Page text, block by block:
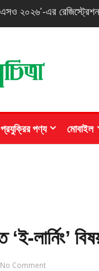
২০২৬’-এ তিনটি ব্রোঞ্জ
প্রযুক্রির পণ্য মোবাইল
‘ই-লার্নিং’
No Comment